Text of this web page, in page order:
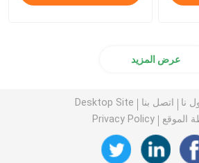
عرض المزيد
نا اتصل بنا
Desktop Site
الموقع
Privacy Policy